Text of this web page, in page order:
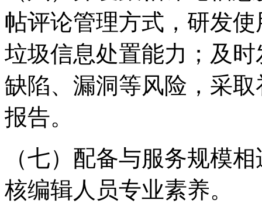
帖评论管理方式，研发
垃圾信息处置能力；及
缺陷、漏洞等风险，采
报告。
（七）配备与服务规模
核编辑人员专业素养。